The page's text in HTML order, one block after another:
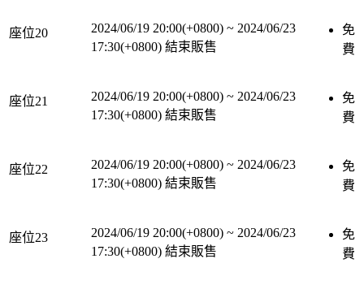
座位20 2024/06/19 20:00(+0800) ~ 2024/06/23
17:30(+0800) 結束販售
免
費
座位21 2024/06/19 20:00(+0800) ~ 2024/06/23
17:30(+0800) 結束販售
免
費
座位22 2024/06/19 20:00(+0800) ~ 2024/06/23
17:30(+0800) 結束販售
免
費
座位23 2024/06/19 20:00(+0800) ~ 2024/06/23
17:30(+0800) 結束販售
免
費